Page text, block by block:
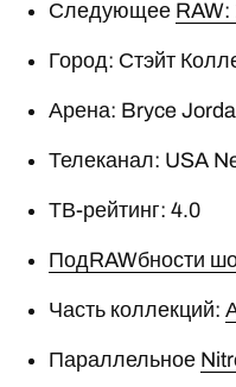
Следующее RAW:
Город: Стэйт
Арена: Bryce
Телеканал: USA
ТВ-рейтинг: 4.0
ПодRAWбности
Часть коллекций:
Параллельное